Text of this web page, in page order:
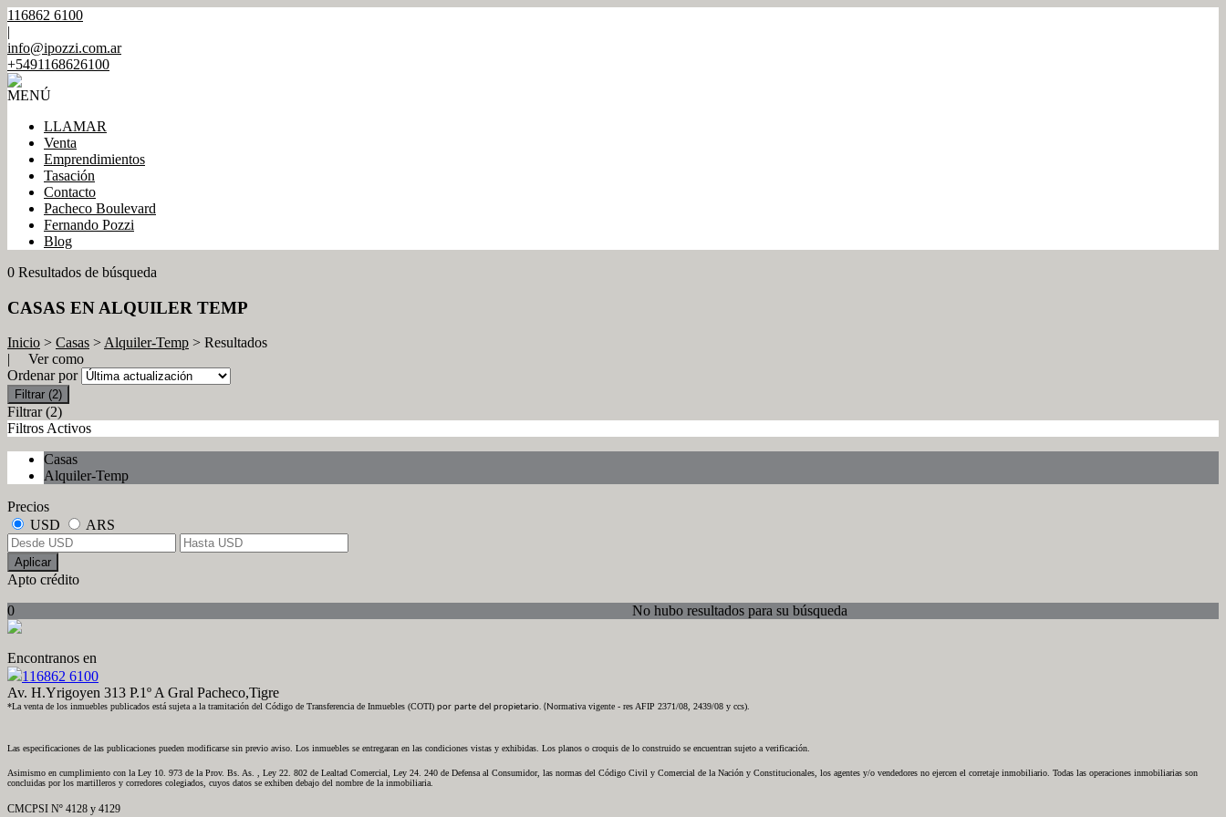
116862 6100
|
info@ipozzi.com.ar
+5491168626100
MENÚ
LLAMAR
Venta
Emprendimientos
Tasación
Contacto
Pacheco Boulevard
Fernando Pozzi
Blog
0 Resultados de búsqueda
CASAS EN ALQUILER TEMP
Inicio > Casas >Alquiler-Temp > Resultados
| Ver como
Ordenar por
Filtrar (2)
Filtrar (2)
Filtros Activos
Casas
Alquiler-Temp
Precios
USD
ARS
Aplicar
Apto crédito
No hubo resultados para su búsqueda
0
Encontranos en
116862 6100
Av. H.Yrigoyen 313 P.1º A Gral Pacheco,Tigre
*La venta de los inmuebles publicados está sujeta a la tramitación del Código de Transferencia de Inmuebles (COTI) por parte del propietario. (N ormativa vigente - res AFIP 2371/08, 2439/08 y ccs).
Las especificaciones de las publicaciones pueden modificarse sin previo aviso. Los inmuebles se entregaran en las condiciones vistas y exhibidas. Los planos o croquis de lo construido se encuentran sujeto a verificación.
Asimismo en cumplimiento con la Ley 10. 973 de la Prov. Bs. As. , Ley 22. 802 de Lealtad Comercial, Ley 24. 240 de Defensa al Consumidor, las normas del Código Civil y Comercial de la Nación y Constitucionales, los agentes y/o vendedores no ejercen el corretaje inmobiliario. Todas las operaciones inmobiliarias son
concluidas por los martilleros y corredores colegiados, cuyos datos se exhiben debajo del nombre de la inmobiliaria.
CMCPSI Nº 4128 y 4129